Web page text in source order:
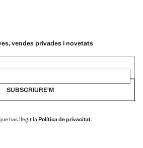
vendes privades i novetats
SUBSCRIURE'M
has llegit la Política de privacitat.